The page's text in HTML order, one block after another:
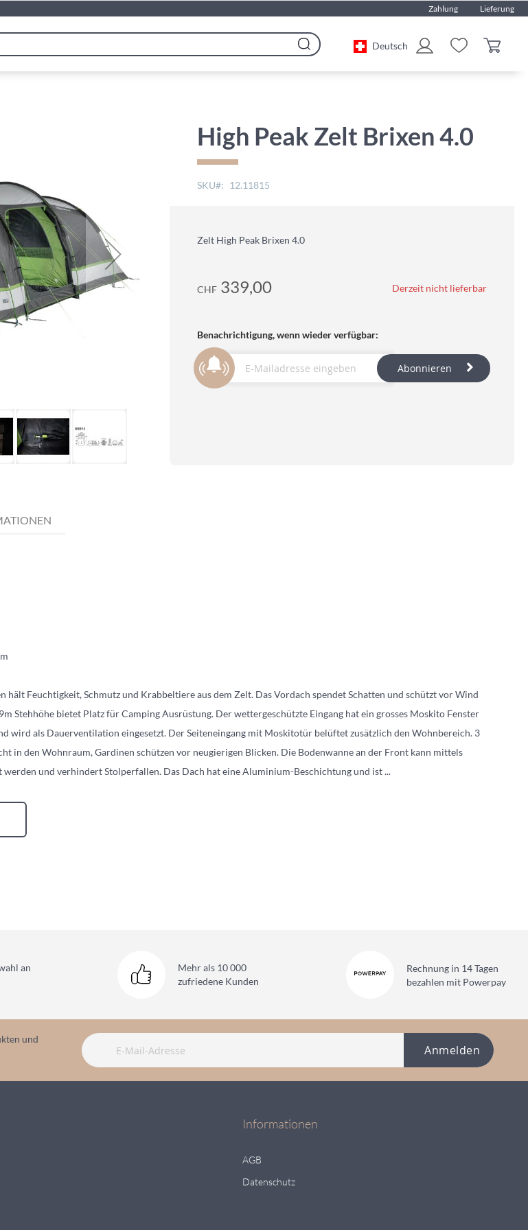
Zahlung Lieferung
Search
Deutsch
High Peak Zelt Brixen 4.0
SKU 12.11815
Zelt High Peak Brixen 4.0
CHF 339,00 Derzeit nicht lieferbar
Benachrichtigung, wenn wieder verfügbar:
Abonnieren
hält Feuchtigkeit, Schmutz und Krabbeltiere aus dem Zelt. Das Vordach spendet Schatten und schützt vor Wind
Stehhöhe bietet Platz für Camping Ausrüstung. Der wettergeschützte Eingang hat ein grosses Moskito Fenster
wird als Dauerventilation eingesetzt. Der Seiteneingang mit Moskitotür belüftet zusätzlich den Wohnbereich. 3
in den Wohnraum, Gardinen schützen vor neugierigen Blicken. Die Bodenwanne an der Front kann mittels
werden und verhindert Stolperfallen. Das Dach hat eine Aluminium-Beschichtung und ist...
an
Mehr als 10 000
zufriedene Kunden
Rechnung in 14 Tagen
bezahlen mit Powerpay
und
Anmelden
Informationen
AGB
Datenschutz